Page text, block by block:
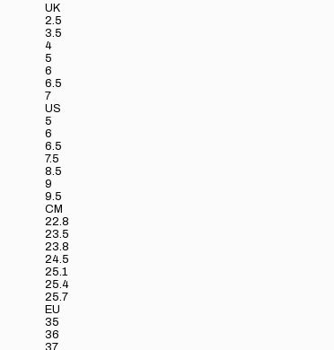
UK
2.5
3.5
4
5
6
6.5
7
US
5
6
6.5
7.5
8.5
9
9.5
CM
22.8
23.5
23.8
24.5
25.1
25.4
25.7
EU
35
36
37